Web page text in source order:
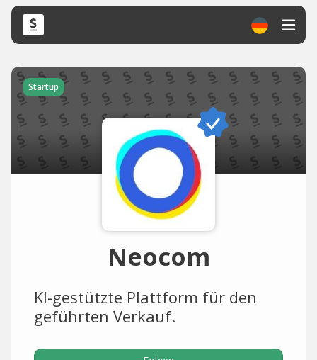
Startup
Neocom
KI-gestützte Plattform für den
geführten Verkauf.